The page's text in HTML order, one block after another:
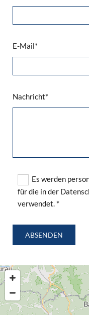
E-Mail*
Nachricht*
Es werden
für die in der
verwendet. *